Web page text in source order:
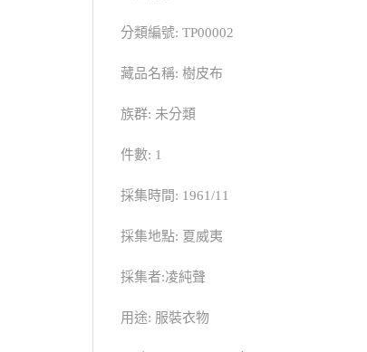
分類編號: TP00002
藏品名稱: 樹皮布
族群: 未分類
件數: 1
採集時間: 1961/11
採集地點: 夏威夷
採集者:凌純聲
用途: 服裝衣物